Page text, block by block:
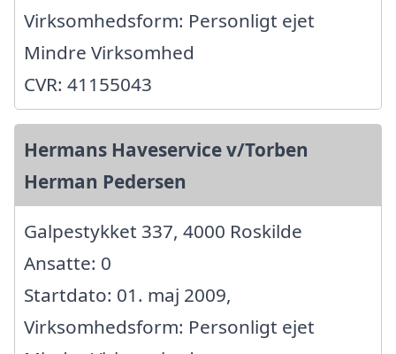
Virksomhedsform: Personligt ejet
Mindre Virksomhed
CVR: 41155043
Hermans Haveservice v/Torben
Herman Pedersen
Galpestykket 337, 4000 Roskilde
Ansatte: 0
Startdato: 01. maj 2009,
Virksomhedsform: Personligt ejet